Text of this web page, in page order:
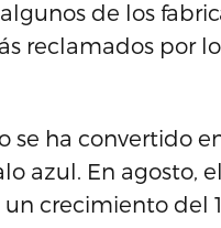
de los
reclamados por
se ha convertido
azul. En agosto,
crecimiento del